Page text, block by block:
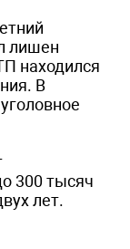
лишен
находился
В
300 тысяч
лет.